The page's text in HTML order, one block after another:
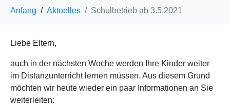
Anfang Aktuelles Schulbetrieb ab 3.5.2021
Liebe Eltern,
auch in der nächsten Woche werden Ihre Kinder weiter
im Distanzunterricht lernen müssen. Aus diesem Grund
möchten wir heute wieder ein paar Informationen an Sie
weiterleiten: